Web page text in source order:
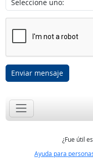
Enviar mensaje
¿Fue útil
Ayuda para